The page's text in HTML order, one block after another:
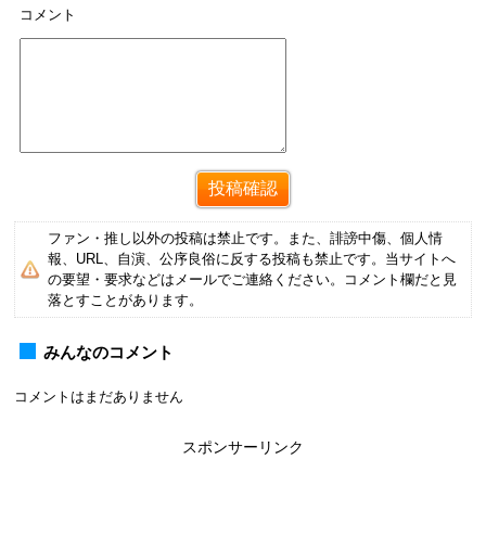
コメント
ファン・推し以外の投稿は禁止です。また、誹謗中傷、個人情
報、URL、自演、公序良俗に反する投稿も禁止です。当サイトへ
の要望・要求などはメールでご連絡ください。コメント欄だと見
落とすことがあります。
みんなのコメント
コメントはまだありません
スポンサーリンク